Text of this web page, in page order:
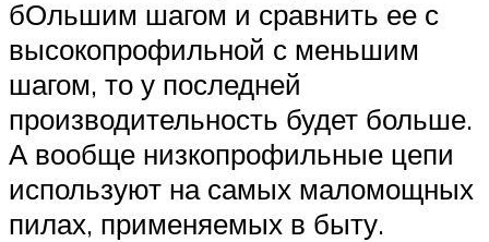
бОльшим шагом и сравнить ее с
высокопрофильной с меньшим
шагом, то у последней
производительность будет больше.
А вообще низкопрофильные цепи
используют на самых маломощных
пилах, применяемых в быту.